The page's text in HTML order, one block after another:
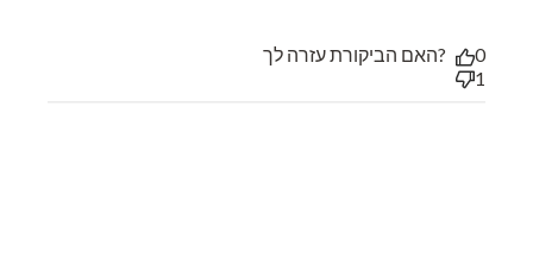
האם הביקורת עזרה לך?
0
1